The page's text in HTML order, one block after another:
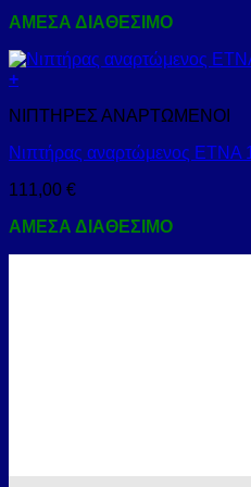
ΑΜΕΣΑ ΔΙΑΘΕΣΙΜΟ
+
ΝΙΠΤΗΡΕΣ ΑΝΑΡΤΩΜΕΝΟΙ
Νιπτήρας αναρτώμενος
111,00 €
ΑΜΕΣΑ ΔΙΑΘΕΣΙΜΟ